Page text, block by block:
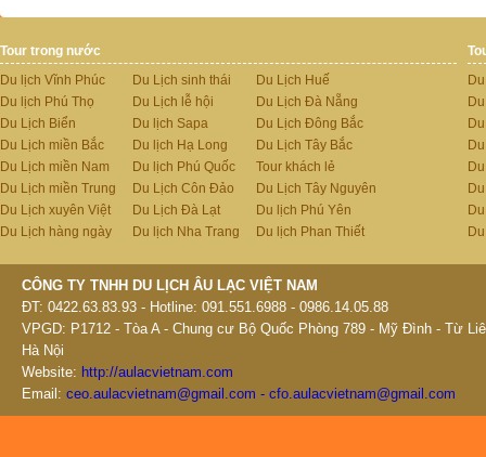
Tour trong nước
Du lịch Vĩnh Phúc
Du lịch Phú Thọ
Du Lịch Biển
Du Lịch miền Bắc
Du Lịch miền Nam
Du Lịch miền Trung
Du Lịch xuyên Việt
Du Lịch hàng ngày
Du Lịch sinh thái
Du Lịch lễ hội
Du lịch Sapa
Du lịch Hạ Long
Du lịch Phú Quốc
Du Lịch Côn Đảo
Du Lịch Đà Lạt
Du lịch Nha Trang
Du Lịch Huế
Du Lịch Đà Nẵng
Du Lịch Đông Bắc
Du Lịch Tây Bắc
Tour khách lẻ
Du Lịch Tây Nguyên
Du lịch Phú Yên
Du lịch Phan Thiết
CÔNG TY TNHH DU LỊCH ÂU LẠC VIỆT NAM
ĐT: 0422.63.83.93 - Hotline: 091.551.6988 - 0986.14.05.88
VPGD: P1712 - Tòa A - Chung cư Bộ Quốc Phòng 789 - Mỹ Đình - Từ
Hà Nội
Website: http://aulacvietnam.com
Email: ceo.aulacvietnam@gmail.com - cfo.aulacvietnam@gmail.com